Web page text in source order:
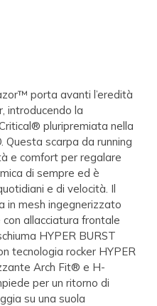
porta avanti l’eredità
introducendo la
pluripremiata nella
Questa scarpa da running
e comfort per regalare
di sempre ed è
e di velocità. Il
in mesh ingegnerizzato
allacciatura frontale
HYPER BURST
tecnologia rocker HYPER
Arch Fit® e H-
per un ritorno di
su una suola